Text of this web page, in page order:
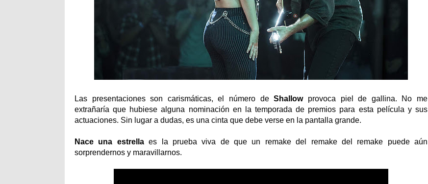
Las presentaciones son carismáticas, el número deShallowprovoca piel de gallina. No me
extrañaría que hubiese alguna nominación en la temporada de premios para esta película y sus
actuaciones. Sin lugar a dudas, es una cinta que debe verse en la pantalla grande.
Nace una estrellaes la prueba viva de que un remake del remake del remake puede aún
sorprendernos y maravillarnos.